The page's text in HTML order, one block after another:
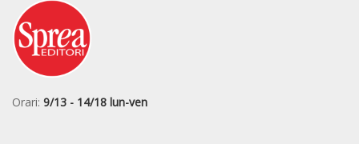
Orari: 9/13 - 14/18 lun-ven